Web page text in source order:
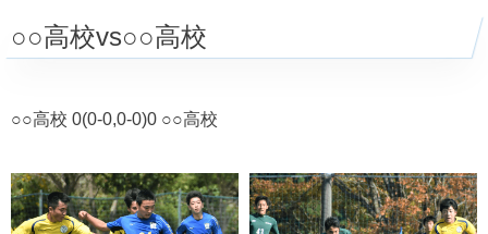
○○高校vs○○高校
○○高校 0(0-0,0-0)0 ○○高校